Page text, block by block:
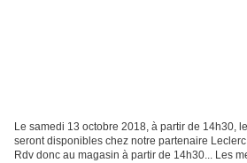
Le samedi 13 octobre 2018, à partir de 14h30,
seront disponibles chez notre partenaire
Rdv donc au magasin à partir de 14h30... Les